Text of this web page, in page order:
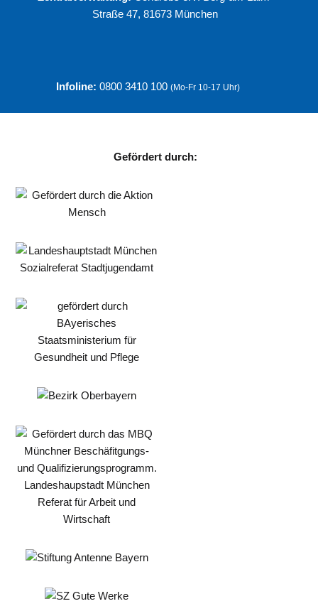
Straße 47, 81673 München
Infoline:0800 3410 100(Mo-Fr 10-17 Uhr)
Gefördert durch: